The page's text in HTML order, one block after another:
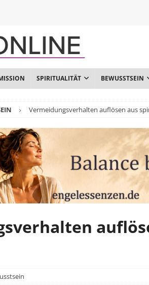
SPIRITUALITÄT BEWUSSTSEIN
Vermeidungsverhalten auflösen aus